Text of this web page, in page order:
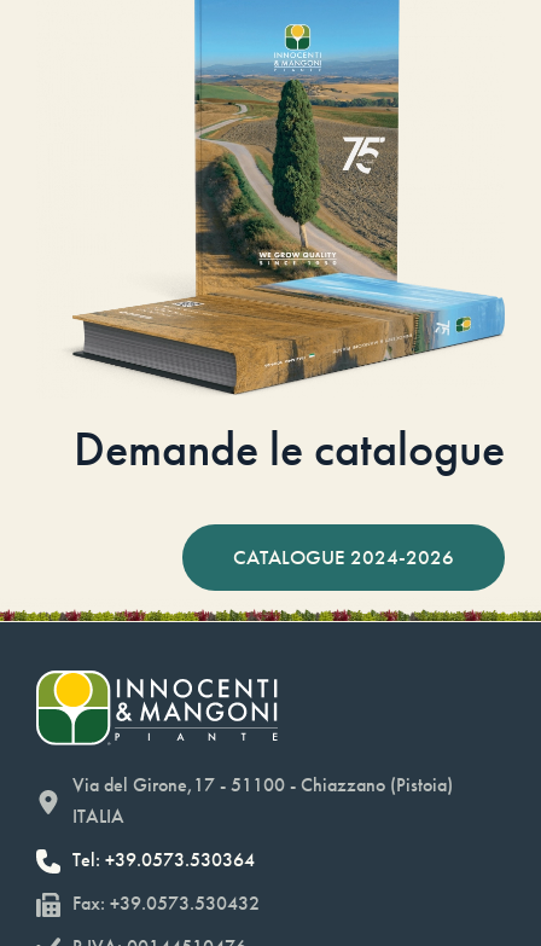
Demande le catalogue
CATALOGUE 2024-2026
Via del Girone,17 - 51100 - Chiazzano (Pistoia)
ITALIA
Tel: +39.0573.530364
Fax: +39.0573.530432